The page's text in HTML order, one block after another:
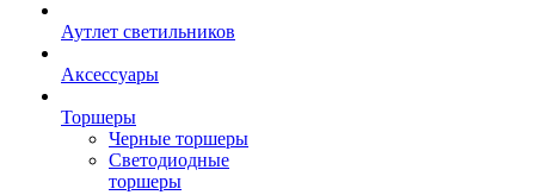
Аутлет светильников
Аксессуары
Торшеры
Черные торшеры
Светодиодные
торшеры